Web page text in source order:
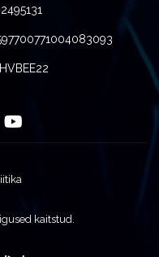
kaitstud.